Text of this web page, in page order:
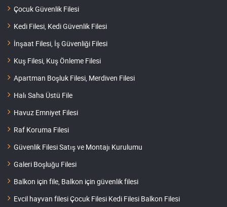
Çocuk Güvenlik Filesi
Kedi Filesi, Kedi Güvenlik Filesi
İnşaat Filesi, İş Güvenliği Filesi
Kuş Filesi, Kuş Önleme Filesi
Apartman Boşluk Filesi, Merdiven Filesi
Halı Saha Üstü File
Havuz Emniyet Filesi
Raf Koruma Filesi
Güvenlik Filesi Satış ve Montajı Kurulumu
Galeri Boşluğu Filesi
Balkon için file, Balkon için güvenlik filesi
Evcil hayvan filesi Çocuk Filesi Kedi Filesi Balkon Filesi